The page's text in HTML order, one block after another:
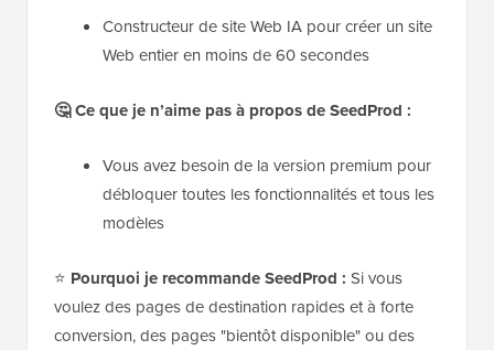
Constructeur de site Web IA pour créer un site
Web entier en moins de 60 secondes
🤔Ce que je n’aime pas à propos de SeedProd :
Vous avez besoin de la version premium pour
débloquer toutes les fonctionnalités et tous les
modèles
⭐ Pourquoi je recommande SeedProd : Si vous
voulez des pages de destination rapides et à forte
conversion, des pages "bientôt disponible" ou des